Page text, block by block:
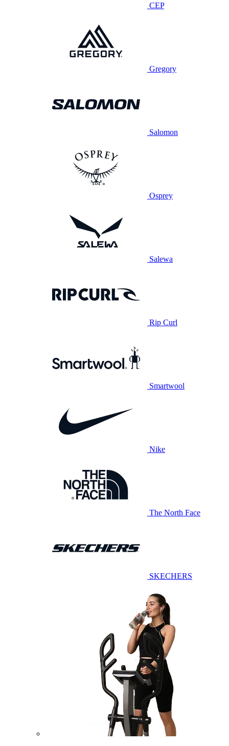
CEP
Gregory
Salomon
Osprey
Salewa
Rip Curl
Smartwool
Nike
The North Face
SKECHERS